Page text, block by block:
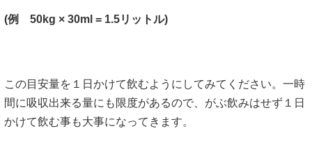
(例 50kg × 30ml = 1.5リットル)
この目安量を１日かけて飲むようにしてみてください。一時
間に吸収出来る量にも限度があるので、がぶ飲みはせず１日
かけて飲む事も大事になってきます。